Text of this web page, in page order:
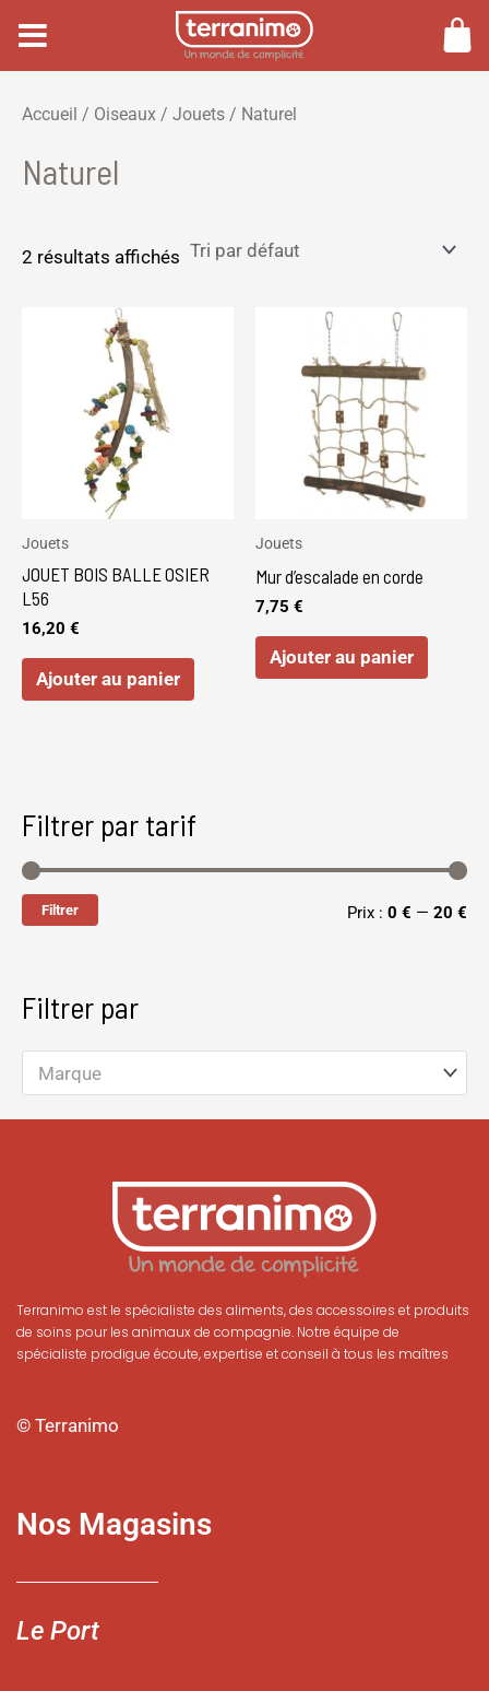
contenu
Accueil / Oiseaux / Jouets / Naturel
Naturel
2 résultats affichés
Jouets
JOUET BOIS BALLE OSIER
L56
16,20 €
Ajouter au panier
Jouets
Mur d’escalade en corde
7,75 €
Ajouter au panier
Filtrer par tarif
Filtrer Prix : 0 € — 20 €
Filtrer par
Marque
Terranimo est le spécialiste des aliments, des accessoires et produits
de soins pour les animaux de compagnie. Notre équipe de
spécialiste prodigue écoute, expertise et conseil à tous les maîtres
© Terranimo
Nos Magasins
Le Port